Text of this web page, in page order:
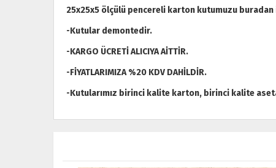
25x25x5 ölçülü pencereli karton kutumuzu
-Kutular demontedir.
-KARGO ÜCRETİ ALICIYA AİTTİR.
-FİYATLARIMIZA %20 KDV DAHİLDİR.
-Kutularımız birinci kalite karton, birinci kalite